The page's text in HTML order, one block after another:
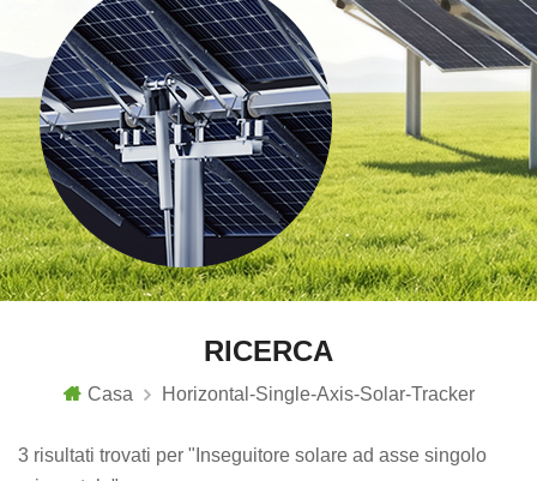
RICERCA
Casa Horizontal-Single-Axis-Solar-Tracker
3 risultati trovati per "Inseguitore solare ad asse singolo